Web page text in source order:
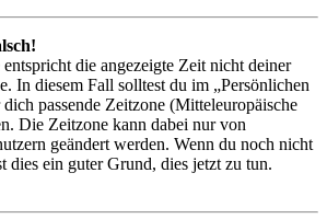
die angezeigte Zeit nicht deiner
In diesem Fall solltest du im „Persönlichen
passende Zeitzone (Mitteleuropäische
Die Zeitzone kann dabei nur von
geändert werden. Wenn du noch nicht
dies ein guter Grund, dies jetzt zu tun.